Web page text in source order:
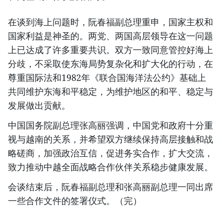
在谈到海上问题时，阮春福副总理重申，国家主权和
国家利益是神圣的。两党、两国高层领导在这一问题
上已达成了许多重要共识。双方一致同意管控好海上
分歧，不采取使东海局势复杂化和扩大化的行动，在
尊重国际法和1982年《联合国海洋法公约》基础上
共同维护东海和平稳定，为维护地区的和平、稳定与
发展做出贡献。
中国国务院副总理张高丽强调，中国党和政府十分重
视与越南的关系，并希望双方继续保持高层接触和战
略磋商，加强政治互信，促进务实合作，扩大交流，
致力推动中越全面战略合作伙伴关系稳步健康发展。
会谈结束后，阮春福副总理和张高丽副总理一同出席
一些合作文件的签署仪式。（完）